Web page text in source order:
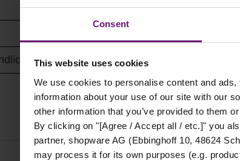
Consent
This website uses cookies
We use cookies to personalise content and
information about your use of our site with our
other information that you’ve provided to them
By clicking on "[Agree / Accept all / etc.]" you
partner, shopware AG (Ebbinghoff 10, 48624
may process it for its own purposes (e.g.
✓✓✓✓
✓✓✓✓